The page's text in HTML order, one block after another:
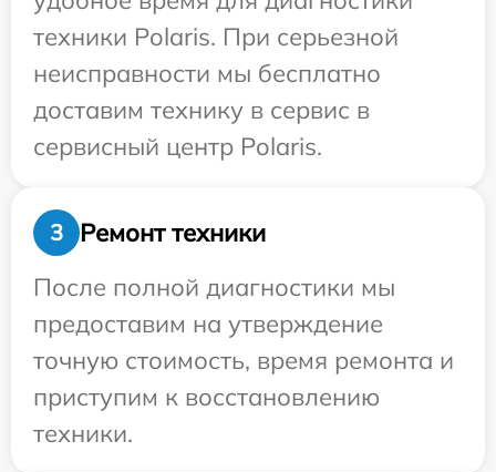
техники Polaris. При серьезной
неисправности мы бесплатно
доставим технику в сервис в
сервисный центр Polaris.
3
Ремонт техники
После полной диагностики мы
предоставим на утверждение
точную стоимость, время ремонта и
приступим к восстановлению
техники.